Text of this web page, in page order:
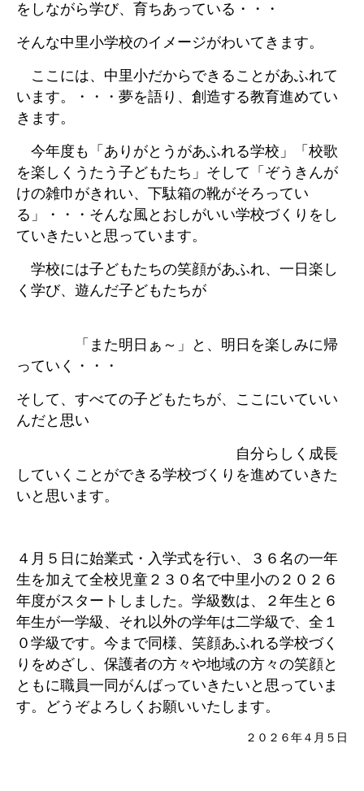
をしながら学び、育ちあっている・・・
そんな中里小学校のイメージがわいてきます。
ここには、 中里小だからできることがあふれて
います。・・・夢を語り、創造する教育進めてい
きます。
今年度も「ありがとうがあふれる学校」「校歌
を楽しくうたう子どもたち」そして「ぞうきんが
けの雑巾がきれい、下駄箱の靴がそろってい
る」・・・そんな風とおしがいい学校づくりをし
ていきたいと思っています。
学校には子どもたちの笑顔があふれ、一日楽し
く学び、遊んだ子どもたちが
「また明日ぁ～」と、明日を楽しみに帰
っていく・・・
そして、すべての子どもたちが、ここにいていい
んだと思い
自分らしく成長
していくことができる学校づくりを進めていきた
いと思います。
４月５日に始業式・入学式を行い、３６名の一年
生を加えて全校児童２３０名で中里小の２０２６
年度がスタートしました。学級数は、２年生と６
年生が一学級、それ以外の学年は二学級で、全１
０学級です。今まで同様、笑顔あふれる学校づく
りをめざし、保護者の方々や地域の方々の笑顔と
ともに職員一同がんばっていきたいと思っていま
す。どうぞよろしくお願いいたします。
２０２６年４月５日